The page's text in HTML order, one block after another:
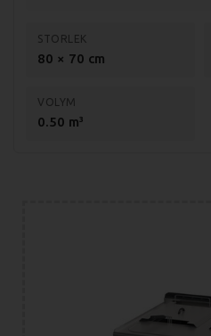
Anslutning: 400V, 3-fas
Godstjocklek: 1,2 mm
STORLEK
80 × 70 cm
VOLYM
0.50 m³